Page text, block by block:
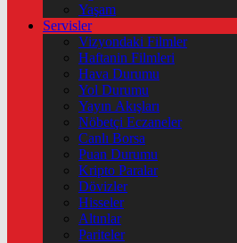
Yaşam
Servisler
Vizyondaki Filmler
Haftanin Filmleri
Hava Durumu
Yol Durumu
Yayın Akışları
Nöbetçi Eczaneler
Canlı Borsa
Puan Durumu
Kripto Paralar
Dövizler
Hisseler
Altınlar
Pariteler